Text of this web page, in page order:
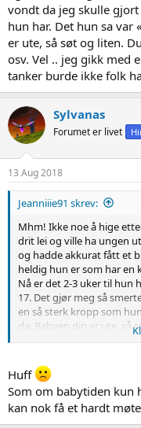
vondt da jeg skulle
hun har. Det hun sa var
er ute, så søt og liten.
osv. Vel .. jeg gikk med
tanker burde ikke folk
Sylvanas
Forumet er livet
13 Aug 2018
Jeanniiie91 skrev:
Mhm! Ikke noe å hige
drit lei og ville ha ungen
og hadde akkurat fått et
heldig hun er som har en
Nå er det 2-3 uker til hun
17. Det gjør meg så
en så sterk kropp som
da. Babyen din er ute, så
Huff
Som om babytiden kun
kan nok få et hardt